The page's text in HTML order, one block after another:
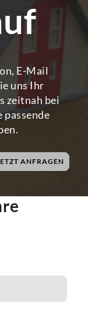
E-Mail
uns Ihr
zeitnah bei
passende
ANFRAGEN